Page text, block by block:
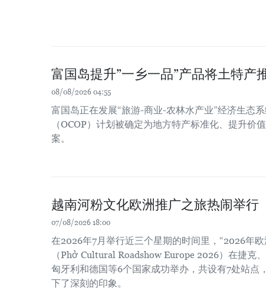
富国岛提升”一乡一品”产品将土特产
08/08/2026 04:55
富国岛正在发展“旅游-商业-农林水产业”经济生态
（OCOP）计划被确定为地方特产标准化、提升价
案。
越南河粉文化欧洲推广之旅热闹举行
07/08/2026 18:00
在2026年7月举行近三个星期的时间里，“2026年
（Phở Cultural Roadshow Europe 2026）在捷克
匈牙利和德国等6个国家成功举办，共设有7处站点
下了深刻的印象。